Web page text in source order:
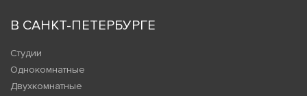
В САНКТ-ПЕТЕРБУРГЕ
Студии
Однокомнатные
Двухкомнатные